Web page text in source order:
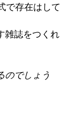
で存在はして
雑誌をつくれ
のでしょう